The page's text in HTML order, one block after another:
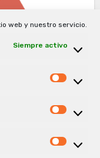
web y nuestro servicio.
Siempre activo
vence al
23/01/2026